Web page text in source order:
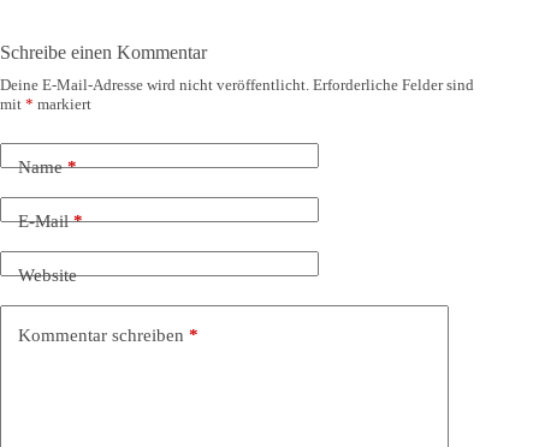
Schreibe einen Kommentar
Deine E-Mail-Adresse wird nicht veröffentlicht. Erforderliche Felder sind
mit * markiert
Name*
E-Mail*
Website
Kommentar schreiben *